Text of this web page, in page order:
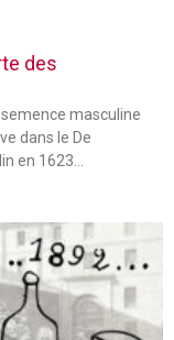
des
masculine
dans le De
en 1623…